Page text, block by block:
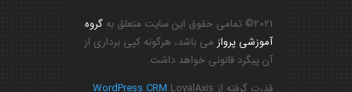
2021© تمامی حقوق این سایت متعلق به
گروه
آموزشی پرواز می باشد، هرگونه کپی برداری از
آن پیگرد قانونی خواهد داشت.
قدرت گرفته از
WordPress CRM LoyalAxis